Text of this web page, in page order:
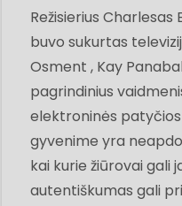
Režisierius Charlesas
buvo sukurtas
Osment , Kay
pagrindinius
elektroninės
gyvenime yra
kai kurie žiūrovai gali
autentiškumas gali